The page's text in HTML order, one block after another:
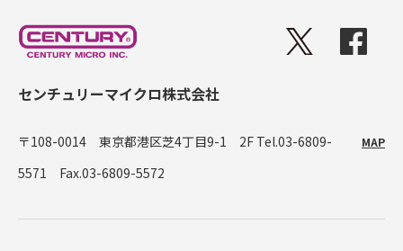
センチュリーマイクロ株式会社
〒108-0014 東京都港区芝4丁目9-1 2F Tel.03-6809-
5571 Fax.03-6809-5572
MAP